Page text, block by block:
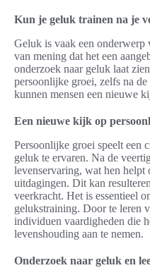
Kun je geluk trainen na je
Geluk is vaak een onderwerp
van mening dat het een
onderzoek naar geluk laat
persoonlijke groei, zelfs na
kunnen mensen een nieuwe
Een nieuwe kijk op
Persoonlijke groei speelt een
geluk te ervaren. Na de
levenservaring, wat hen helpt
uitdagingen. Dit kan
veerkracht. Het is essentieel
gelukstraining. Door te leren
individuen vaardigheden die
levenshouding aan te nemen.
Onderzoek naar geluk en